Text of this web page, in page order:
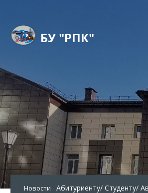
БУ "РПК"
Новости Абитуриенту/ Студенту/